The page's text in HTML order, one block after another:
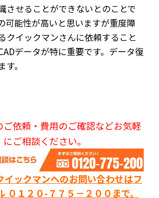
させることができないとのことで
可能性が高いと思いますが重度障
クイックマンさんに依頼すること
データが特に重要です。データ復
。
ご依頼・費用のご確認などお気軽
にご相談ください。
イックマンへのお問い合わせはフ
０１２０-７７５－２００まで。